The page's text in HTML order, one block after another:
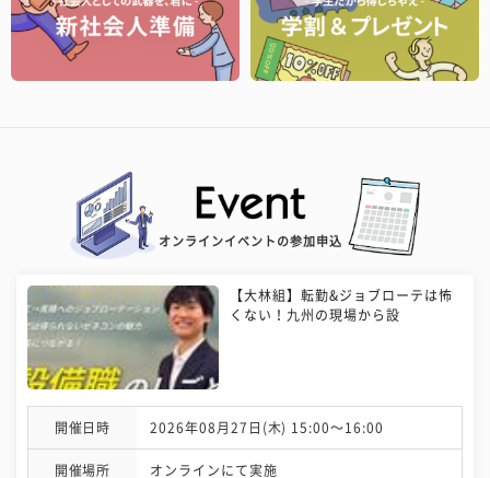
オンラインイベントの参加申込
【大林組】転勤&ジョブローテは怖
くない！九州の現場から設
開催日時 2026年08月27日(木) 15:00〜16:00
開催場所 オンラインにて実施